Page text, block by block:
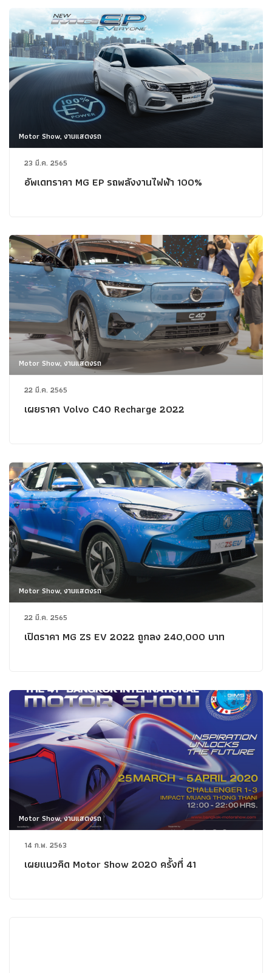
Motor Show, งานแสดงรถ
23 มี.ค. 2565
อัพเดทราคา MG EP รถพลังงานไฟฟ้า 100%
Motor Show, งานแสดงรถ
22 มี.ค. 2565
เผยราคา Volvo C40 Recharge 2022
Motor Show, งานแสดงรถ
22 มี.ค. 2565
เปิดราคา MG ZS EV 2022 ถูกลง 240,000 บาท
Motor Show, งานแสดงรถ
14 ก.พ. 2563
เผยแนวคิด Motor Show 2020 ครั้งที่ 41